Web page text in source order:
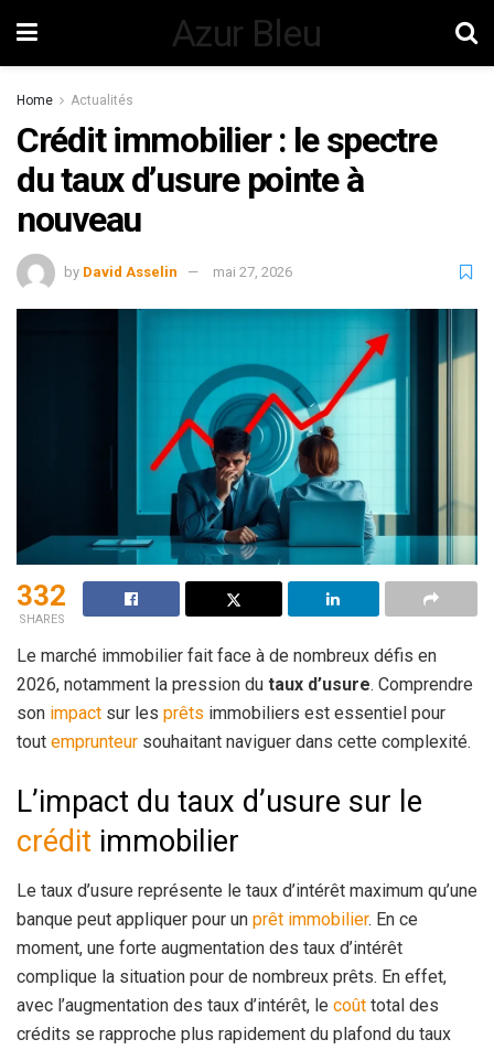
Azur Bleu
Home Actualités
Crédit immobilier : le spectre
du taux d’usure pointe à
nouveau
by David Asselin mai 27, 2026
332
SHARES
Le marché immobilier fait face à de nombreux défis en
2026, notamment la pression du taux d’usure. Comprendre
son impact sur les prêts immobiliers est essentiel pour
tout emprunteur souhaitant naviguer dans cette complexité.
L’impact du taux d’usure sur le
crédit immobilier
Le taux d’usure représente le taux d’intérêt maximum qu’une
banque peut appliquer pour un prêt immobilier. En ce
moment, une forte augmentation des taux d’intérêt
complique la situation pour de nombreux prêts. En effet,
avec l’augmentation des taux d’intérêt, le coût total des
crédits se rapproche plus rapidement du plafond du taux